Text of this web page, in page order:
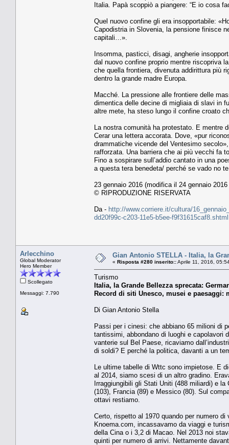
Italia. Papà scoppiò a piangere: “E io cosa
Quel nuovo confine gli era insopportabile:
Capodistria in Slovenia, la pensione finisce
capitali…».
Insomma, pasticci, disagi, angherie
dal nuovo confine proprio mentre riscopriva
che quella frontiera, divenuta addirittura più
dentro la grande madre Europa.
Macché. La pressione alle frontiere delle
dimentica delle decine di migliaia di slavi in
altre mete, ha steso lungo il confine croato
La nostra comunità ha protestato. E mentre
Cerar una lettera accorata. Dove, «pur
drammatiche vicende del Ventesimo
rafforzata. Una barriera che ai più vecchi fa
Fino a sospirare sull’addio cantato in una
a questa tera benedeta/ perché se vado no
23 gennaio 2016 (modifica il 24 gennaio
© RIPRODUZIONE RISERVATA
Da - http://www.corriere.it/cultura/
dd20f99c-c203-11e5-b5ee-f9f31615caf8.shtml
Arlecchino
Global Moderator
Hero Member
Scollegato
Messaggi: 7.790
Gian Antonio STELLA - Italia, la
« Risposta #280 inserito::Aprile 11, 2016,
Turismo
Italia, la Grande Bellezza sprecata:
Record di siti Unesco, musei e paesaggi:
Di Gian Antonio Stella
Passi per i cinesi: che abbiano 65 milioni di
tantissimi, abbondano di luoghi e capolavori
vanterie sul Bel Paese, ricaviamo
di soldi? E perché la politica, davanti a un
Le ultime tabelle di Wttc sono impietose. E
al 2014, siamo scesi di un altro gradino.
Irraggiungibili gli Stati Uniti (488 miliardi) e
(103), Francia (89) e Messico (80). Sul
ottavi restiamo.
Certo, rispetto al 1970 quando per numero
Knoema.com, incassavamo da viaggi e
della Cina o i 3,2 di Macao. Nel 2013 noi
quinti per numero di arrivi. Nettamente